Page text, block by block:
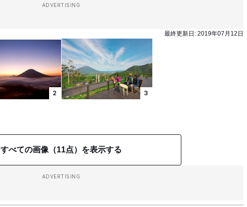
ADVERTISING
最終更新日: 2019年07月12日
2 3
すべての画像（11点）を表示する
ADVERTISING